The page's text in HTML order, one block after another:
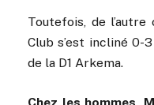
Toutefois, de
Club s’est incliné 0-
de la D1 Arkema.